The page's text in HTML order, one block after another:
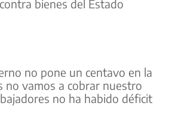
bienes del Estado
no pone un centavo en la
no vamos a cobrar nuestro
no ha habido déficit